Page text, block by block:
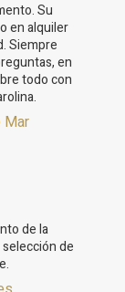
Su
en alquiler
Siempre
en
todo con
Mar
de la
de